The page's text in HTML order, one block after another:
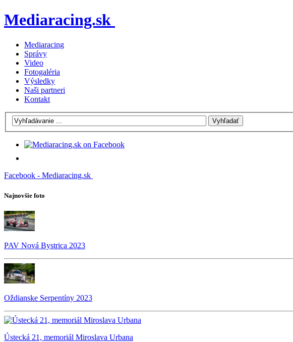
Mediaracing.sk
Mediaracing
Správy
Video
Fotogaléria
Výsledky
Naši partneri
Kontakt
Facebook - Mediaracing.sk
Najnovšie foto
PAV Nová Bystrica 2023
Oždianske Serpentíny 2023
Ústecká 21, memoriál Miroslava Urbana